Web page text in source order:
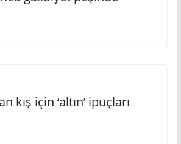
kış için ‘altın’ ipuçları